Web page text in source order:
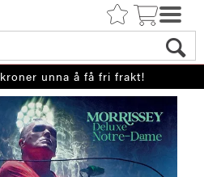
kroner unna å få fri frakt!